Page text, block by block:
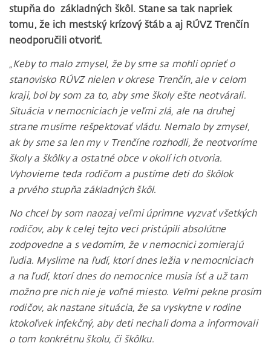
stupňa do základných škôl. Stane sa tak napriek
tomu, že ich mestský krízový štáb a aj RÚVZ Trenčín
neodporučili otvoriť.
„Keby to malo zmysel, že by sme sa mohli oprieť o
stanovisko RÚVZ nielen v okrese Trenčín, ale v celom
kraji, bol by som za to, aby sme školy ešte neotvárali.
Situácia v nemocniciach je veľmi zlá, ale na druhej
strane musíme rešpektovať vládu. Nemalo by zmysel,
ak by sme sa len my v Trenčíne rozhodli, že neotvoríme
školy a škôlky a ostatné obce v okolí ich otvoria.
Vyhovieme teda rodičom a pustíme deti do škôlok
a prvého stupňa základných škôl.
No chcel by som naozaj veľmi úprimne vyzvať všetkých
rodičov, aby k celej tejto veci pristúpili absolútne
zodpovedne a s vedomím, že v nemocnici zomierajú
ľudia. Myslime na ľudí, ktorí dnes ležia v nemocniciach
a na ľudí, ktorí dnes do nemocnice musia ísť a už tam
možno pre nich nie je voľné miesto. Veľmi pekne prosím
rodičov, ak nastane situácia, že sa vyskytne v rodine
ktokoľvek infekčný, aby deti nechali doma a informovali
o tom konkrétnu školu, či škôlku.